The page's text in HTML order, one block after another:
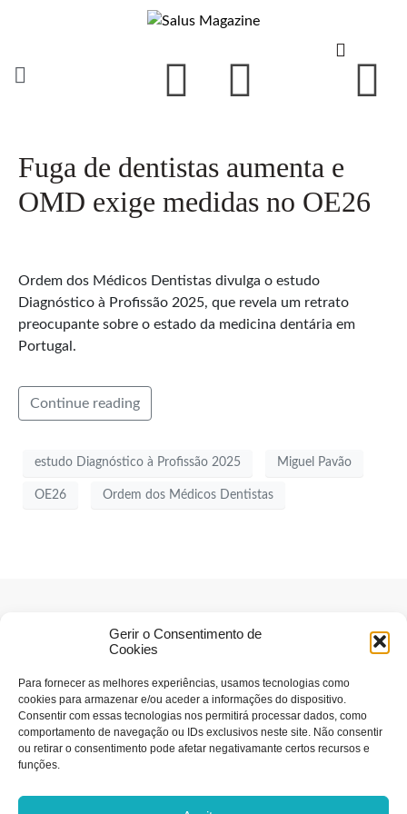
Gerir o Consentimento de
Cookies
Para fornecer as melhores experiências, usamos tecnologias como
cookies para armazenar e/ou aceder a informações do dispositivo.
Consentir com essas tecnologias nos permitirá processar dados, como
comportamento de navegação ou IDs exclusivos neste site. Não consentir
ou retirar o consentimento pode afetar negativamante certos recursos e
funções.
Fuga de dentistas aumenta e
OMD exige medidas no OE26
Ordem dos Médicos Dentistas divulga o estudo
Diagnóstico à Profissão 2025, que revela um retrato
preocupante sobre o estado da medicina dentária em
Portugal.
Continue reading
estudo Diagnóstico à Profissão 2025 Miguel Pavão
OE26 Ordem dos Médicos Dentistas
Estatuto editorial